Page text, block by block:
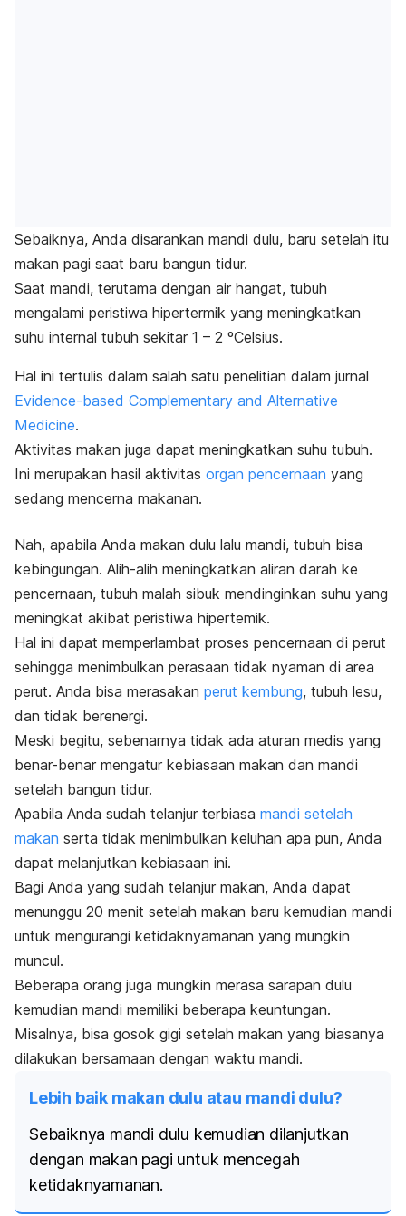
Sebaiknya, Anda disarankan mandi dulu, baru setelah itu
makan pagi saat baru bangun tidur.
Saat mandi, terutama dengan air hangat, tubuh
mengalami peristiwa hipertermik yang meningkatkan
suhu internal tubuh sekitar 1 – 2 ºCelsius.
Hal ini tertulis dalam salah satu penelitian dalam jurnal
Evidence-based Complementary and Alternative
Medicine.
Aktivitas makan juga dapat meningkatkan suhu tubuh.
Ini merupakan hasil aktivitas organ pencernaan yang
sedang mencerna makanan.
Nah, apabila Anda makan dulu lalu mandi, tubuh bisa
kebingungan. Alih-alih meningkatkan aliran darah ke
pencernaan, tubuh malah sibuk mendinginkan suhu yang
meningkat akibat peristiwa hipertemik.
Hal ini dapat memperlambat proses pencernaan di perut
sehingga menimbulkan perasaan tidak nyaman di area
perut. Anda bisa merasakan perut kembung, tubuh lesu,
dan tidak berenergi.
Meski begitu, sebenarnya tidak ada aturan medis yang
benar-benar mengatur kebiasaan makan dan mandi
setelah bangun tidur.
Apabila Anda sudah telanjur terbiasa mandi setelah
makan serta tidak menimbulkan keluhan apa pun, Anda
dapat melanjutkan kebiasaan ini.
Bagi Anda yang sudah telanjur makan, Anda dapat
menunggu 20 menit setelah makan baru kemudian mandi
untuk mengurangi ketidaknyamanan yang mungkin
muncul.
Beberapa orang juga mungkin merasa sarapan dulu
kemudian mandi memiliki beberapa keuntungan.
Misalnya, bisa gosok gigi setelah makan yang biasanya
dilakukan bersamaan dengan waktu mandi.
Lebih baik makan dulu atau mandi dulu?
Sebaiknya mandi dulu kemudian dilanjutkan
dengan makan pagi untuk mencegah
ketidaknyamanan.